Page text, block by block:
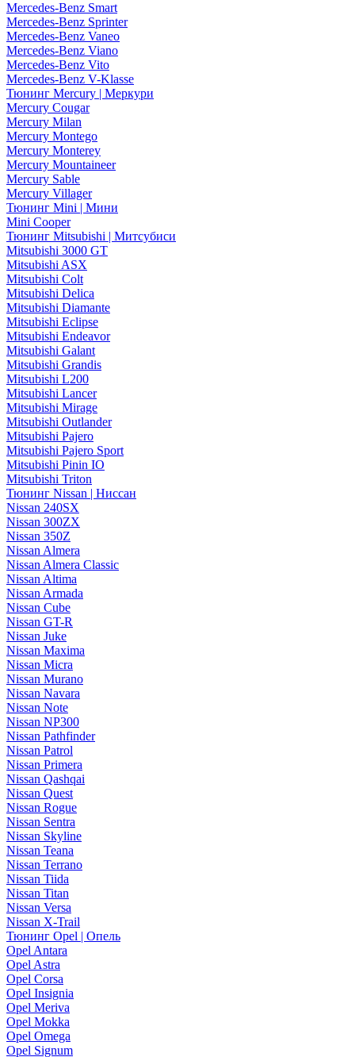
Mercedes-Benz Smart
Mercedes-Benz Sprinter
Mercedes-Benz Vaneo
Mercedes-Benz Viano
Mercedes-Benz Vito
Mercedes-Benz V-Klasse
Тюнинг Mercury | Меркури
Mercury Cougar
Mercury Milan
Mercury Montego
Mercury Monterey
Mercury Mountaineer
Mercury Sable
Mercury Villager
Тюнинг Mini | Мини
Mini Cooper
Тюнинг Mitsubishi | Митсубиси
Mitsubishi 3000 GT
Mitsubishi ASX
Mitsubishi Colt
Mitsubishi Delica
Mitsubishi Diamante
Mitsubishi Eclipse
Mitsubishi Endeavor
Mitsubishi Galant
Mitsubishi Grandis
Mitsubishi L200
Mitsubishi Lancer
Mitsubishi Mirage
Mitsubishi Outlander
Mitsubishi Pajero
Mitsubishi Pajero Sport
Mitsubishi Pinin IO
Mitsubishi Triton
Тюнинг Nissan | Ниссан
Nissan 240SX
Nissan 300ZX
Nissan 350Z
Nissan Almera
Nissan Almera Classic
Nissan Altima
Nissan Armada
Nissan Cube
Nissan GT-R
Nissan Juke
Nissan Maxima
Nissan Micra
Nissan Murano
Nissan Navara
Nissan Note
Nissan NP300
Nissan Pathfinder
Nissan Patrol
Nissan Primera
Nissan Qashqai
Nissan Quest
Nissan Rogue
Nissan Sentra
Nissan Skyline
Nissan Teana
Nissan Terrano
Nissan Tiida
Nissan Titan
Nissan Versa
Nissan X-Trail
Тюнинг Opel | Опель
Opel Antara
Opel Astra
Opel Corsa
Opel Insignia
Opel Meriva
Opel Mokka
Opel Omega
Opel Signum